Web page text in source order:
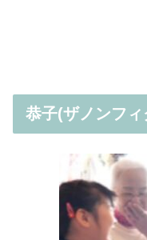
恭子(ザノンフ